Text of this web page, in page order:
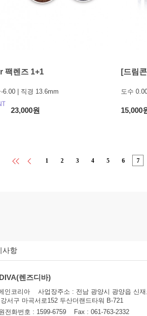
팩렌즈 1+1
6.00 | 직경 13.6mm
23,000원
[드림
도수
15,000
1 2 3 4 5 6 7
사항
렌즈디바)
인코리아 사업장주소 : 전남 광양시 광양읍 신재
서구 마곡서로152 두산더랜드타워 B-721
전화번호 : 1599-6759 Fax : 061-763-2332